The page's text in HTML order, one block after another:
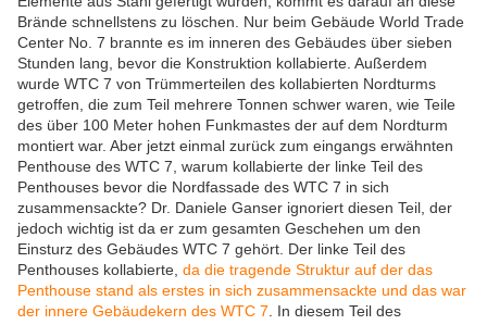
Brände schnellstens zu löschen. Nur beim Gebäude World Trade
Center No. 7 brannte es im inneren des Gebäudes über sieben
Stunden lang, bevor die Konstruktion kollabierte. Außerdem
wurde WTC 7 von Trümmerteilen des kollabierten Nordturms
getroffen, die zum Teil mehrere Tonnen schwer waren, wie Teile
des über 100 Meter hohen Funkmastes der auf dem Nordturm
montiert war. Aber jetzt einmal zurück zum eingangs erwähnten
Penthouse des WTC 7, warum kollabierte der linke Teil des
Penthouses bevor die Nordfassade des WTC 7 in sich
zusammensackte? Dr. Daniele Ganser ignoriert diesen Teil, der
jedoch wichtig ist da er zum gesamten Geschehen um den
Einsturz des Gebäudes WTC 7 gehört. Der linke Teil des
Penthouses kollabierte, da die tragende Struktur auf der das
Penthouse stand als erstes in sich zusammensackte und das war
der innere Gebäudekern des WTC 7 . In diesem Teil des